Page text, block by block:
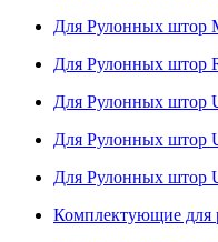
Для Рулонных штор
Для Рулонных штор
Для Рулонных штор
Для Рулонных штор
Для Рулонных штор
Комплектующие для